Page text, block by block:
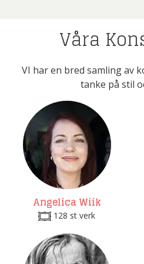
Våra
VI har en bred samling av
tanke på stil
Angelica Wiik
128 st verk